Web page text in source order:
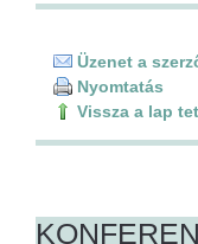
Üzenet a
Nyomtatás
Vissza a lap